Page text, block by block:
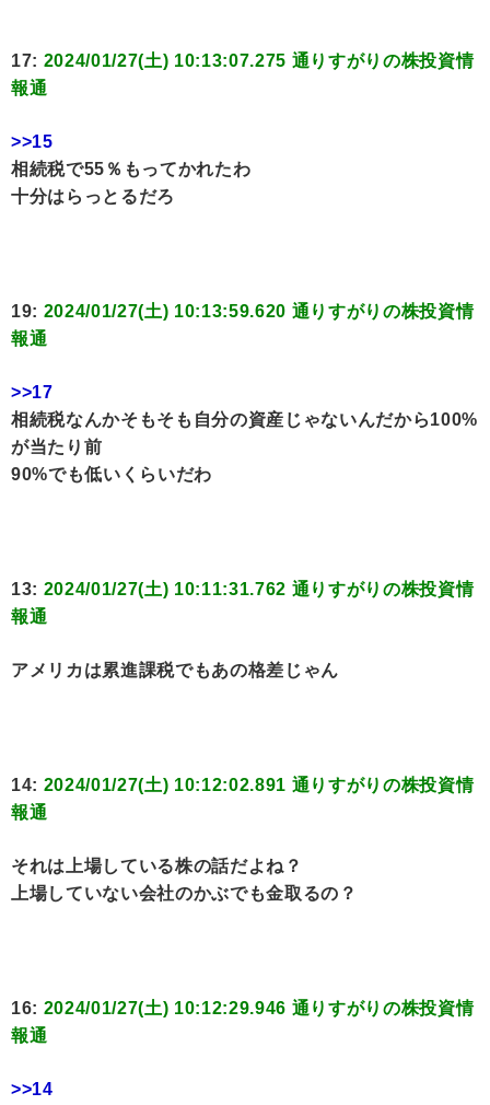
17: 2024/01/27(土) 10:13:07.275 通りすがりの株投資情
報通
>>15
相続税で55％もってかれたわ
十分はらっとるだろ
19: 2024/01/27(土) 10:13:59.620 通りすがりの株投資情
報通
>>17
相続税なんかそもそも自分の資産じゃないんだから100%
が当たり前
90%でも低いくらいだわ
13: 2024/01/27(土) 10:11:31.762 通りすがりの株投資情
報通
アメリカは累進課税でもあの格差じゃん
14: 2024/01/27(土) 10:12:02.891 通りすがりの株投資情
報通
それは上場している株の話だよね？
上場していない会社のかぶでも金取るの？
16: 2024/01/27(土) 10:12:29.946 通りすがりの株投資情
報通
>>14